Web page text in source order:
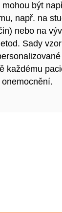
být
např. na
nebo na
Sady
každému